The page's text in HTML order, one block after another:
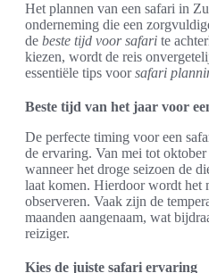
Het plannen van een safari in
onderneming die een
de beste tijd voor safari te
kiezen, wordt de reis
essentiële tips voorsafari
Beste tijd van het jaar voor
De perfecte timing voor een
de ervaring. Van mei tot oktober
wanneer het droge seizoen de
laat komen. Hierdoor wordt het
observeren. Vaak zijn de
maanden aangenaam, wat
reiziger.
Kies de juiste safari ervaring